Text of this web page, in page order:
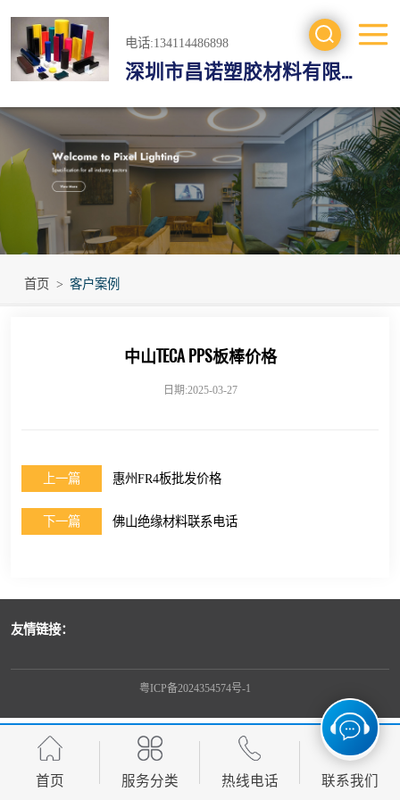
深圳市昌诺塑胶材料有限公司
电话:134114486898
首页 > 客户案例
中山TECA PPS板棒价格
日期:2025-03-27
上一篇 惠州FR4板批发价格
下一篇 佛山绝缘材料联系电话
友情链接：
粤ICP备2024354574号-1
首页 服务分类 热线电话 联系我们
工程塑料
防静电材料
绝缘材料